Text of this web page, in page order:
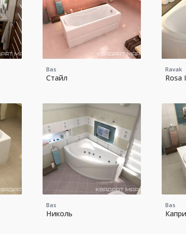
Bas
Стайл
Ravak
Rosa
Bas
Николь
Bas
Капри